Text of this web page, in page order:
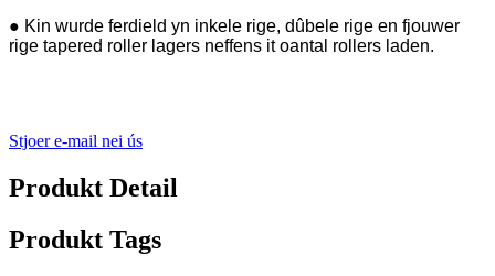
● Kin wurde ferdield yn inkele rige, dûbele rige en fjouwer
rige tapered roller lagers neffens it oantal rollers laden.
Stjoer e-mail nei ús
Produkt Detail
Produkt Tags